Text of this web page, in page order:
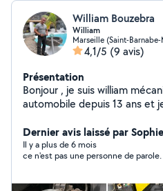
William Bouzebra
William
Marseille (Saint-
4,1/5 (9 avis)
Présentation
Bonjour , je suis william
automobile depuis 13 ans et
machine à pneus , machine à
diagnostic , polissage des
distribution ect )
Dernier avis laissé par
Il y a plus de 6 mois
ce n'est pas une personne de parole.